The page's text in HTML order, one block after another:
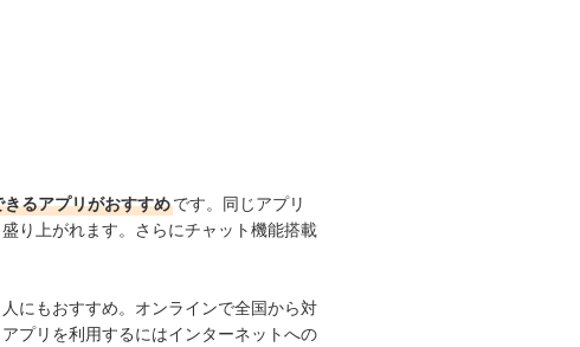
るアプリがおすすめです。同じアプリ
り上がれます。さらにチャット機能搭載
にもおすすめ。オンラインで全国から対
プリを利用するにはインターネットへの